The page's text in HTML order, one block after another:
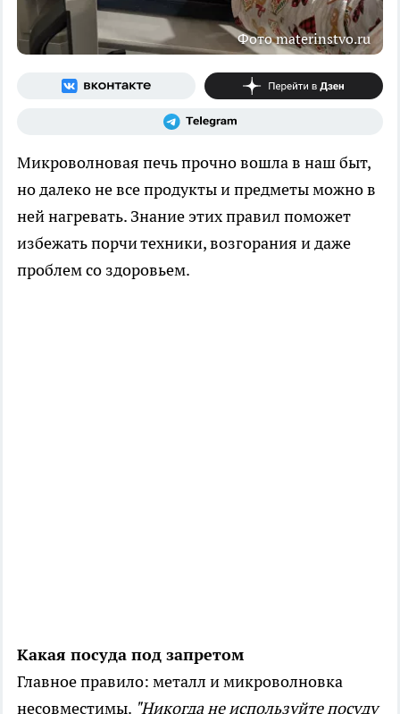
Фото materinstvo.ru
Микроволновая печь прочно вошла в наш быт,
но далеко не все продукты и предметы можно в
ней нагревать. Знание этих правил поможет
избежать порчи техники, возгорания и даже
проблем со здоровьем.
Какая посуда под запретом
Главное правило: металл и микроволновка
несовместимы. "Никогда не используйте посуду